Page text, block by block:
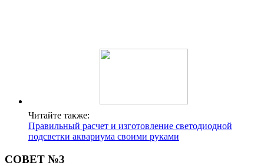
Читайте также:
Правильный расчет и изготовление светодиодной
подсветки аквариума своими руками
СОВЕТ №3